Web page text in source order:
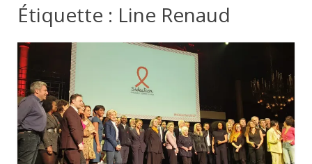
Étiquette : Line Renaud